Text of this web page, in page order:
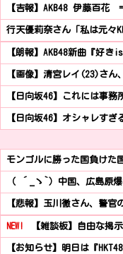
【吉報】AKB48 伊藤百花
行天優莉奈さん「私は元々
【朗報】AKB48新曲『好
【画像】清宮レイ(23)さ
【日向坂46】これには事
【日向坂46】オシャレす
モンゴルに勝った国負けた
（ ´_ゝ`）中国、広島原
【悲報】玉川徹さん、警
NEW! 【雑談板】自由な掲
【お知らせ】明日は『